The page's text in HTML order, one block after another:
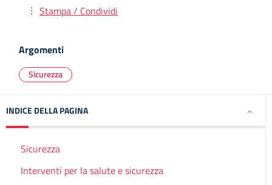
Stampa / Condividi
Argomenti
Sicurezza
INDICE DELLA PAGINA
Sicurezza
Interventi per la salute e sicurezza